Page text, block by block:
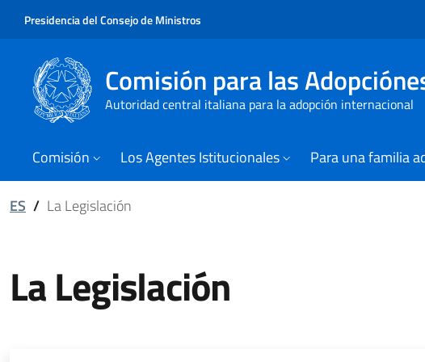
Presidencia del Consejo de Ministros
Comisión para las
Autoridad central italiana para la adopción internacional
Comisión Los Agentes Istitucionales Para una familia
ES / La Legislación
La Legislación